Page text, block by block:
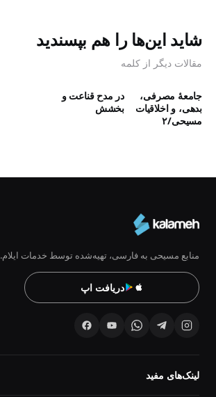
شاید این‌ها را هم بپسندید
مقالات دیگر از کلمه
جامعۀ مصرفی‌،
بدهی‌، و اخلاقیات
مسیحی‌/۲
در مدح قناعت و
بخشش
منابع مسیحی به فارسی، تهیه‌شده توسط خدمات ایلام.
دریافت اپ
لینک‌های مفید